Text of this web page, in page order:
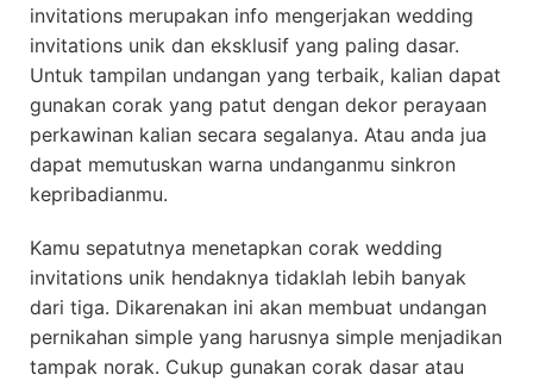
invitations merupakan info mengerjakan wedding
invitations unik dan eksklusif yang paling dasar.
Untuk tampilan undangan yang terbaik, kalian dapat
gunakan corak yang patut dengan dekor perayaan
perkawinan kalian secara segalanya. Atau anda jua
dapat memutuskan warna undanganmu sinkron
kepribadianmu.
Kamu sepatutnya menetapkan corak wedding
invitations unik hendaknya tidaklah lebih banyak
dari tiga. Dikarenakan ini akan membuat undangan
pernikahan simple yang harusnya simple menjadikan
tampak norak. Cukup gunakan corak dasar atau